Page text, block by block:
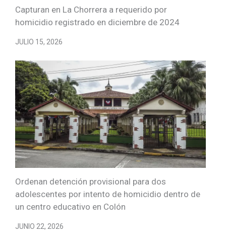
Capturan en La Chorrera a requerido por
homicidio registrado en diciembre de 2024
JULIO 15, 2026
Ordenan detención provisional para dos
adolescentes por intento de homicidio dentro de
un centro educativo en Colón
JUNIO 22, 2026